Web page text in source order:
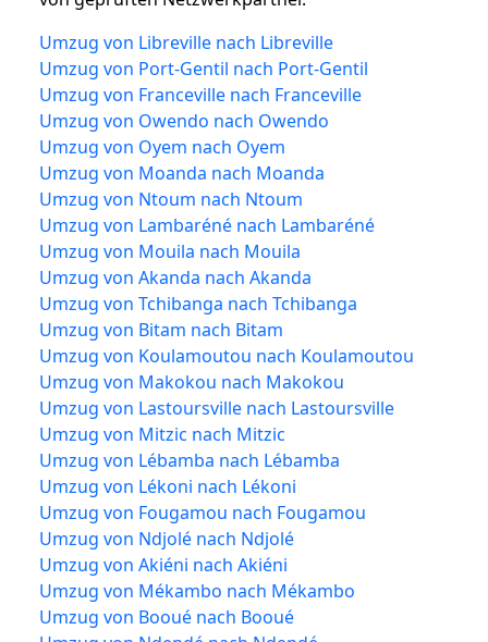
Umzug von Libreville nach Libreville
Umzug von Port-Gentil nach Port-Gentil
Umzug von Franceville nach Franceville
Umzug von Owendo nach Owendo
Umzug von Oyem nach Oyem
Umzug von Moanda nach Moanda
Umzug von Ntoum nach Ntoum
Umzug von Lambaréné nach Lambaréné
Umzug von Mouila nach Mouila
Umzug von Akanda nach Akanda
Umzug von Tchibanga nach Tchibanga
Umzug von Bitam nach Bitam
Umzug von Koulamoutou nach Koulamoutou
Umzug von Makokou nach Makokou
Umzug von Lastoursville nach Lastoursville
Umzug von Mitzic nach Mitzic
Umzug von Lébamba nach Lébamba
Umzug von Lékoni nach Lékoni
Umzug von Fougamou nach Fougamou
Umzug von Ndjolé nach Ndjolé
Umzug von Akiéni nach Akiéni
Umzug von Mékambo nach Mékambo
Umzug von Booué nach Booué